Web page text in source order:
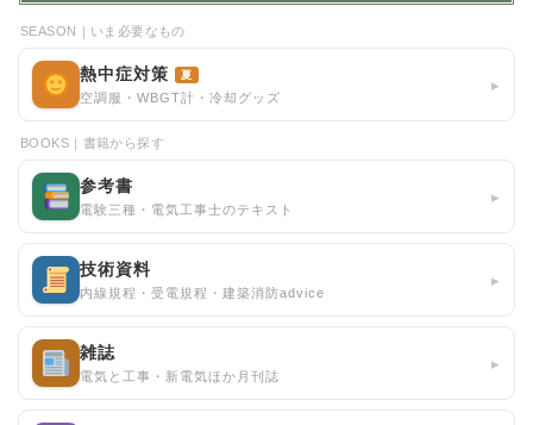
SEASON｜いま必要なもの
熱中症対策 夏
空調服・WBGT計・冷却グッズ
▸
BOOKS｜書籍から探す
参考書
電験三種・電気工事士のテキスト
▸
技術資料
内線規程・受電規程・建築消防advice
▸
雑誌
電気と工事・新電気ほか月刊誌
▸